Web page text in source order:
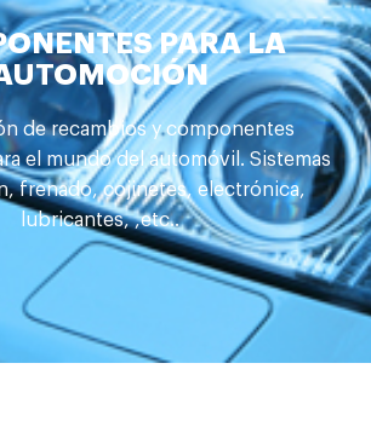
PARA LA
de recambios y componentes
el mundo del automóvil. Sistemas
frenado, cojinetes, electrónica,
lubricantes, ,etc..